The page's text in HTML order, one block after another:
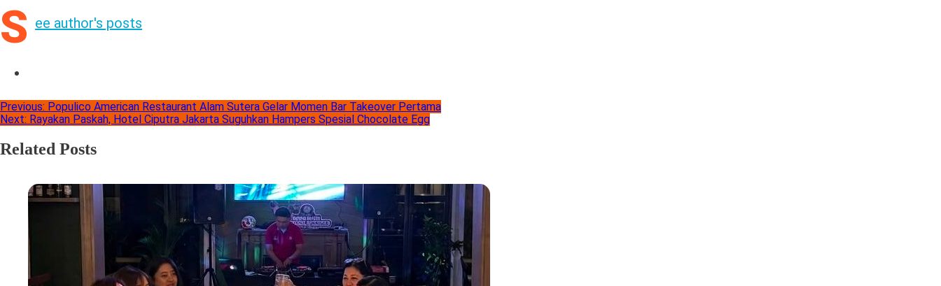
S ee author's posts
Previous: Populico American Restaurant Alam Sutera Gelar Momen Bar Takeover Pertama
Next: Rayakan Paskah, Hotel Ciputra Jakarta Suguhkan Hampers Spesial Chocolate Egg
Related Posts